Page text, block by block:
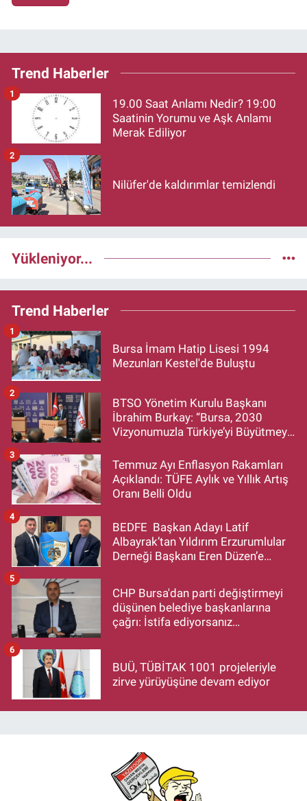
Trend Haberler
19.00 Saat Anlamı Nedir? 19:00
Saatinin Yorumu ve Aşk Anlamı
Merak Ediliyor
1
Nilüfer'de kaldırımlar temizlendi
2
Yükleniyor...
Trend Haberler
Bursa İmam Hatip Lisesi 1994
Mezunları Kestel'de Buluştu
1
BTSO Yönetim Kurulu Başkanı
İbrahim Burkay: “Bursa, 2030
Vizyonumuzla Türkiye’yi Büyütmeye
2
Temmuz Ayı Enflasyon Rakamları
Açıklandı: TÜFE Aylık ve Yıllık Artış
Oranı Belli Oldu
3
BEDFE Başkan Adayı Latif
Albayrak’tan Yıldırım Erzurumlular
Derneği Başkanı Eren Düzen’e
4
CHP Bursa'dan parti değiştirmeyi
düşünen belediye başkanlarına
çağrı: İstifa ediyorsanız
5
BUÜ, TÜBİTAK 1001 projeleriyle
zirve yürüyüşüne devam ediyor
6